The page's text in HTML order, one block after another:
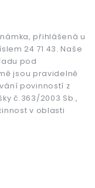
přihlášená u
24 71 43. Naše
pod
jsou pravidelně
povinností z
č.363/2003 Sb.,
v oblasti